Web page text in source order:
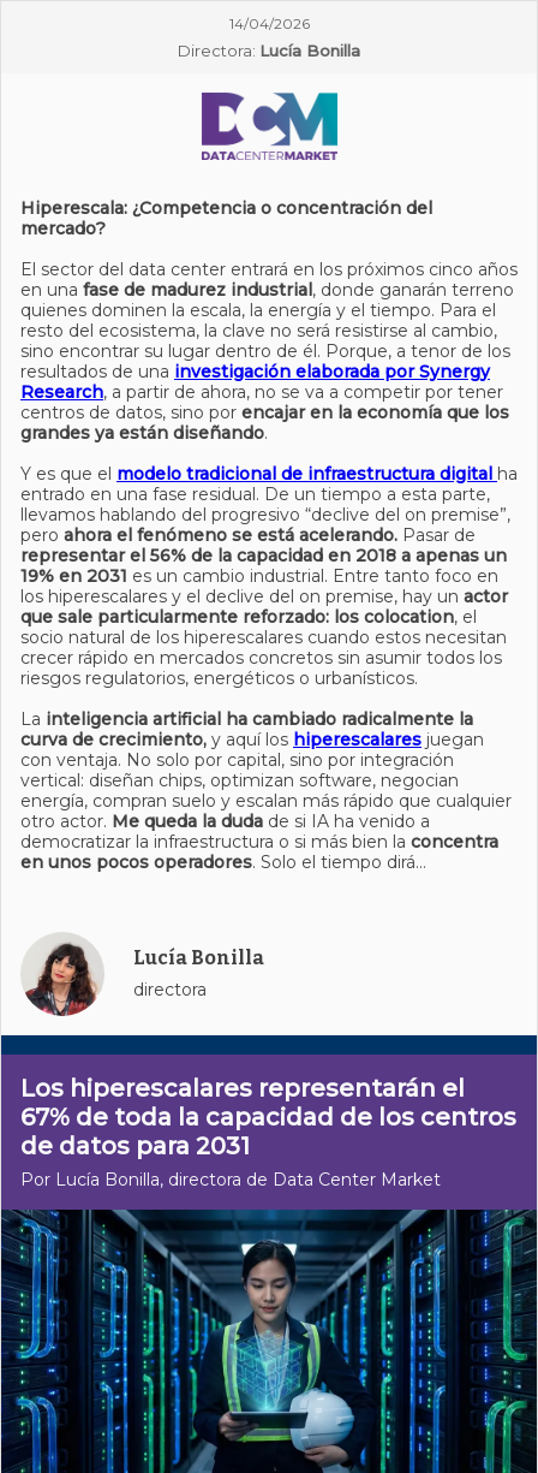
14/04/2026
Directora: Lucía Bonilla
Hiperescala: ¿Competencia o concentración del
mercado?
El sector del data center entrará en los próximos cinco años
en una fase de madurez industrial, donde ganarán terreno
quienes dominen la escala, la energía y el tiempo. Para el
resto del ecosistema, la clave no será resistirse al cambio,
sino encontrar su lugar dentro de él. Porque, a tenor de los
resultados de una investigación elaborada por Synergy
Research, a partir de ahora, no se va a competir por tener
centros de datos, sino por encajar en la economía que los
grandes ya están diseñando.
Y es que el modelo tradicional de infraestructura digital ha
entrado en una fase residual. De un tiempo a esta parte,
llevamos hablando del progresivo “declive del on premise”,
pero ahora el fenómeno se está acelerando. Pasar de
representar el 56% de la capacidad en 2018 a apenas un
19% en 2031 es un cambio industrial. Entre tanto foco en
los hiperescalares y el declive del on premise, hay un actor
que sale particularmente reforzado: los colocation, el
socio natural de los hiperescalares cuando estos necesitan
crecer rápido en mercados concretos sin asumir todos los
riesgos regulatorios, energéticos o urbanísticos.
La inteligencia artificial ha cambiado radicalmente la
curva de crecimiento, y aquí los hiperescalares juegan
con ventaja. No solo por capital, sino por integración
vertical: diseñan chips, optimizan software, negocian
energía, compran suelo y escalan más rápido que cualquier
otro actor. Me queda la duda de si IA ha venido a
democratizar la infraestructura o si más bien la concentra
en unos pocos operadores. Solo el tiempo dirá…
Lucía Bonilla
directora
Los hiperescalares representarán el
67% de toda la capacidad de los centros
de datos para 2031
Por Lucía Bonilla, directora de Data Center Market